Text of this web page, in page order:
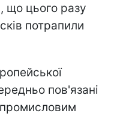
що цього разу
потрапили
пов'язані
промисловим